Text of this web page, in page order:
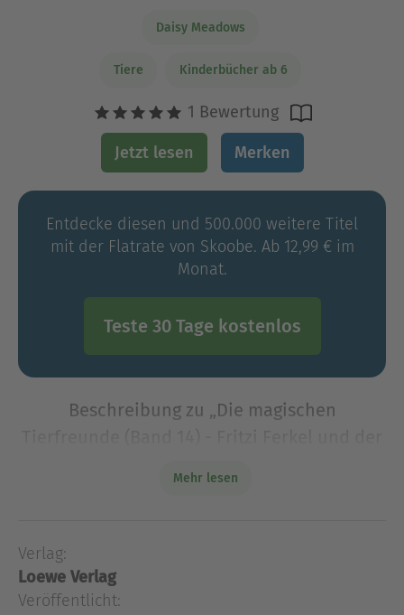
Daisy Meadows
Tiere Kinderbücher ab 6
1 Bewertung
Jetzt lesen Merken
Entdecke diesen und 500.000 weitere Titel
mit der Flatrate von Skoobe. Ab 12,99 € im
Monat.
Teste 30 Tage kostenlos
Beschreibung zu „Die magischen
Freundschaft entdecken, geht ein Traum in
Erfüllung.Lili und Jessi genießen den Jubel-Trubel-
Jahrmarkt auf de
Die Freundinnen Lili und Jessi lieben Tiere über
Mehr lesen
Verlag:
Loewe Verlag
Veröffentlicht: